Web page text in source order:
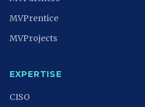
MVPrentice
MVProjects
EXPERTISE
CISO